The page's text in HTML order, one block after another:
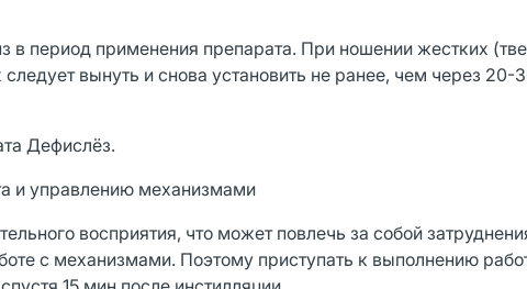
в период применения препарата. При ношении жестких
вынуть и снова установить не ранее, чем через 20-
Дефислёз.
и управлению механизмами
восприятия, что может повлечь за собой
с механизмами. Поэтому приступать к выполнению